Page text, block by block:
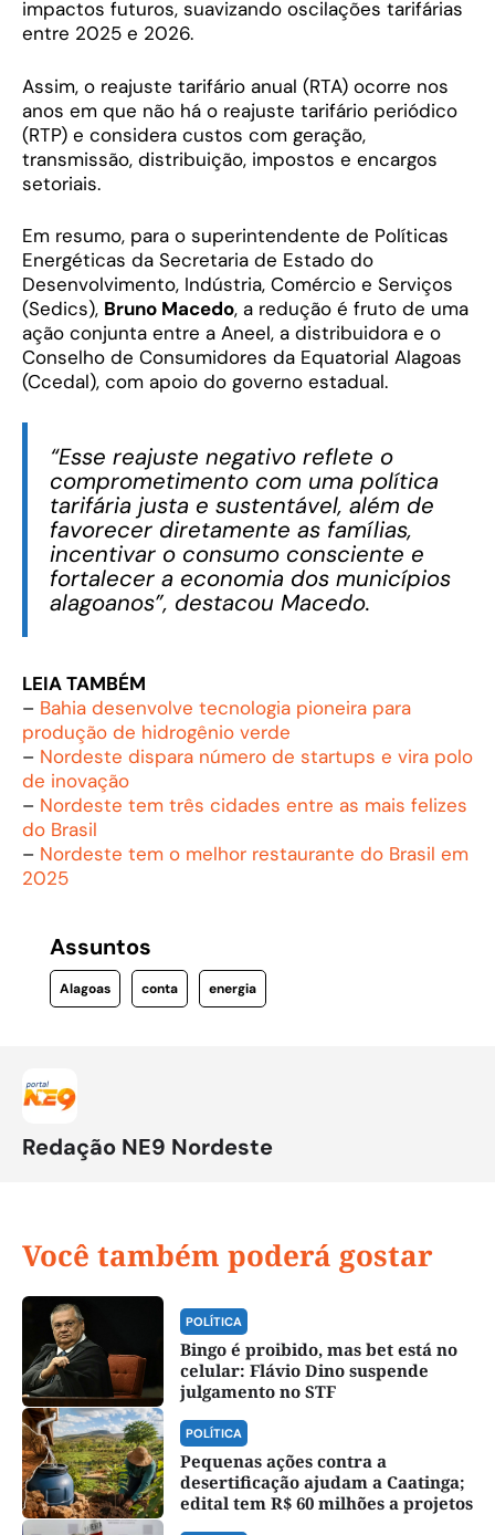
impactos futuros, suavizando oscilações tarifárias
entre 2025 e 2026.
Assim, o reajuste tarifário anual (RTA) ocorre nos
anos em que não há o reajuste tarifário periódico
(RTP) e considera custos com geração,
transmissão, distribuição, impostos e encargos
setoriais.
Em resumo, para o superintendente de Políticas
Energéticas da Secretaria de Estado do
Desenvolvimento, Indústria, Comércio e Serviços
(Sedics), Bruno Macedo, a redução é fruto de uma
ação conjunta entre a Aneel, a distribuidora e o
Conselho de Consumidores da Equatorial Alagoas
(Ccedal), com apoio do governo estadual.
“Esse reajuste negativo reflete o
comprometimento com uma política
tarifária justa e sustentável, além de
favorecer diretamente as famílias,
incentivar o consumo consciente e
fortalecer a economia dos municípios
alagoanos”, destacou Macedo.
LEIA TAMBÉM
– Bahia desenvolve tecnologia pioneira para
produção de hidrogênio verde
– Nordeste dispara número de startups e vira polo
de inovação
– Nordeste tem três cidades entre as mais felizes
do Brasil
– Nordeste tem o melhor restaurante do Brasil em
2025
Assuntos
Alagoas conta energia
Redação NE9 Nordeste
Você também poderá gostar
POLÍTICA
Bingo é proibido, mas bet está no
celular: Flávio Dino suspende
julgamento no STF
POLÍTICA
Pequenas ações contra a
desertificação ajudam a Caatinga;
edital tem R$ 60 milhões a projetos